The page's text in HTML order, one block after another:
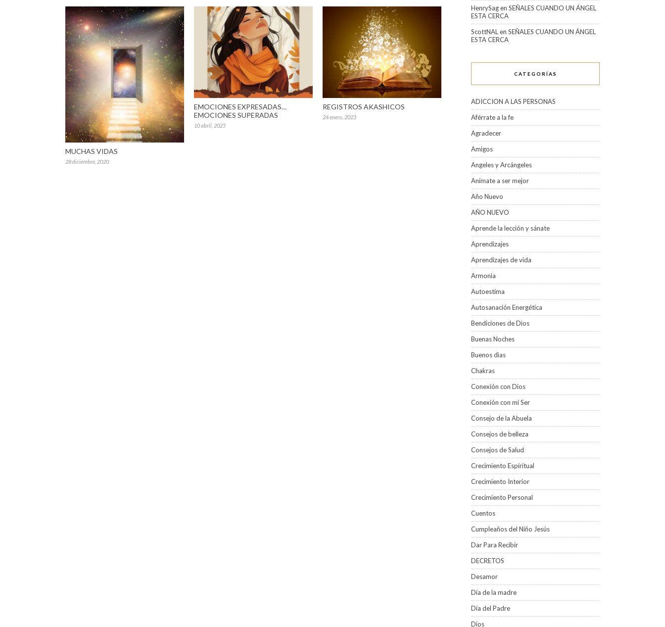
MUCHAS VIDAS
28 diciembre, 2020
EMOCIONES EXPRESADAS…
EMOCIONES SUPERADAS
10 abril, 2025
REGISTROS AKASHICOS
24 enero, 2023
HenrySagen SEÑALES CUANDO UN ÁNGEL
ESTA CERCA
ScottNAL en SEÑALES CUANDO UN ÁNGEL
ESTA CERCA
CATEGORÍAS
ADICCION A LAS PERSONAS
Aférrate a la fe
Agradecer
Amigos
Angeles y Arcángeles
Anímate a ser mejor
Año Nuevo
AÑO NUEVO
Aprende la lección y sánate
Aprendizajes
Aprendizajes de vida
Armonìa
Autoestima
Autosanación Energética
Bendiciones de Dios
Buenas Noches
Buenos dìas
Chakras
Conexión con Dios
Conexión con mi Ser
Consejo de la Abuela
Consejos de belleza
Consejos de Salud
Crecimiento Espiritual
Crecimiento Interior
Crecimiento Personal
Cuentos
Cumpleaños del Niño Jesús
Dar Para Recibir
DECRETOS
Desamor
Dia de la madre
Día del Padre
Dios